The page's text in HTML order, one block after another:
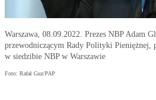
Warszawa, 08.09.2022. Prezes NBP Adam
przewodniczącym Rady Polityki Pieniężnej,
w siedzibie NBP w Warszawie
Foto: Rafał Guz/PAP